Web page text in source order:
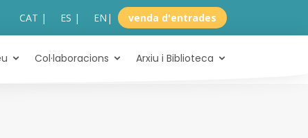
CAT | ES | EN | venda d'entrades
Col·laboracions Arxiu i Biblioteca